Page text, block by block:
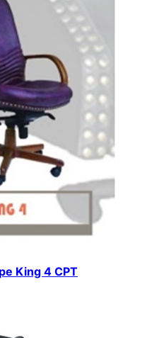
King 4 CPT